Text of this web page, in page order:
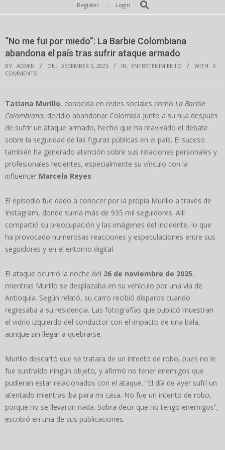
Navigation
Register Login Search
“No me fui por miedo”: La Barbie Colombiana
abandona el país tras sufrir ataque armado
BY: ADMIN ON: DECEMBER 5, 2025 IN: ENTRETENIMIENTO WITH: 0
COMMENTS
Tatiana Murillo, conocida en redes sociales como La Barbie
Colombiana, decidió abandonar Colombia junto a su hija después
de sufrir un ataque armado, hecho que ha reavivado el debate
sobre la seguridad de las figuras públicas en el país. El suceso
también ha generado atención sobre sus relaciones personales y
profesionales recientes, especialmente su vínculo con la
influencer Marcela Reyes.
El episodio fue dado a conocer por la propia Murillo a través de
Instagram, donde suma más de 935 mil seguidores. Allí
compartió su preocupación y las imágenes del incidente, lo que
ha provocado numerosas reacciones y especulaciones entre sus
seguidores y en el entorno digital.
El ataque ocurrió la noche del 26 de noviembre de 2025,
mientras Murillo se desplazaba en su vehículo por una vía de
Antioquia. Según relató, su carro recibió disparos cuando
regresaba a su residencia. Las fotografías que publicó muestran
el vidrio izquierdo del conductor con el impacto de una bala,
aunque sin llegar a quebrarse.
Murillo descartó que se tratara de un intento de robo, pues no le
fue sustraído ningún objeto, y afirmó no tener enemigos que
pudieran estar relacionados con el ataque. “El día de ayer sufrí un
atentado mientras iba para mi casa. No fue un intento de robo,
porque no se llevaron nada. Sobra decir que no tengo enemigos”,
escribió en una de sus publicaciones.